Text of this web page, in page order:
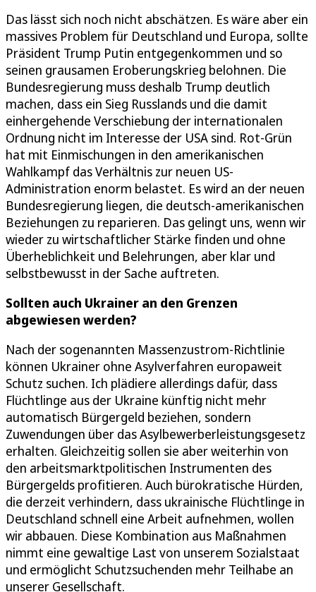
Das lässt sich noch nicht abschätzen. Es wäre aber ein
massives Problem für Deutschland und Europa, sollte
Präsident Trump Putin entgegenkommen und so
seinen grausamen Eroberungskrieg belohnen. Die
Bundesregierung muss deshalb Trump deutlich
machen, dass ein Sieg Russlands und die damit
einhergehende Verschiebung der internationalen
Ordnung nicht im Interesse der USA sind. Rot-Grün
hat mit Einmischungen in den amerikanischen
Wahlkampf das Verhältnis zur neuen US-
Administration enorm belastet. Es wird an der neuen
Bundesregierung liegen, die deutsch-amerikanischen
Beziehungen zu reparieren. Das gelingt uns, wenn wir
wieder zu wirtschaftlicher Stärke finden und ohne
Überheblichkeit und Belehrungen, aber klar und
selbstbewusst in der Sache auftreten.
Sollten auch Ukrainer an den Grenzen
abgewiesen werden?
Nach der sogenannten Massenzustrom-Richtlinie
können Ukrainer ohne Asylverfahren europaweit
Schutz suchen. Ich plädiere allerdings dafür, dass
Flüchtlinge aus der Ukraine künftig nicht mehr
automatisch Bürgergeld beziehen, sondern
Zuwendungen über das Asylbewerberleistungsgesetz
erhalten. Gleichzeitig sollen sie aber weiterhin von
den arbeitsmarktpolitischen Instrumenten des
Bürgergelds profitieren. Auch bürokratische Hürden,
die derzeit verhindern, dass ukrainische Flüchtlinge in
Deutschland schnell eine Arbeit aufnehmen, wollen
wir abbauen. Diese Kombination aus Maßnahmen
nimmt eine gewaltige Last von unserem Sozialstaat
und ermöglicht Schutzsuchenden mehr Teilhabe an
unserer Gesellschaft.